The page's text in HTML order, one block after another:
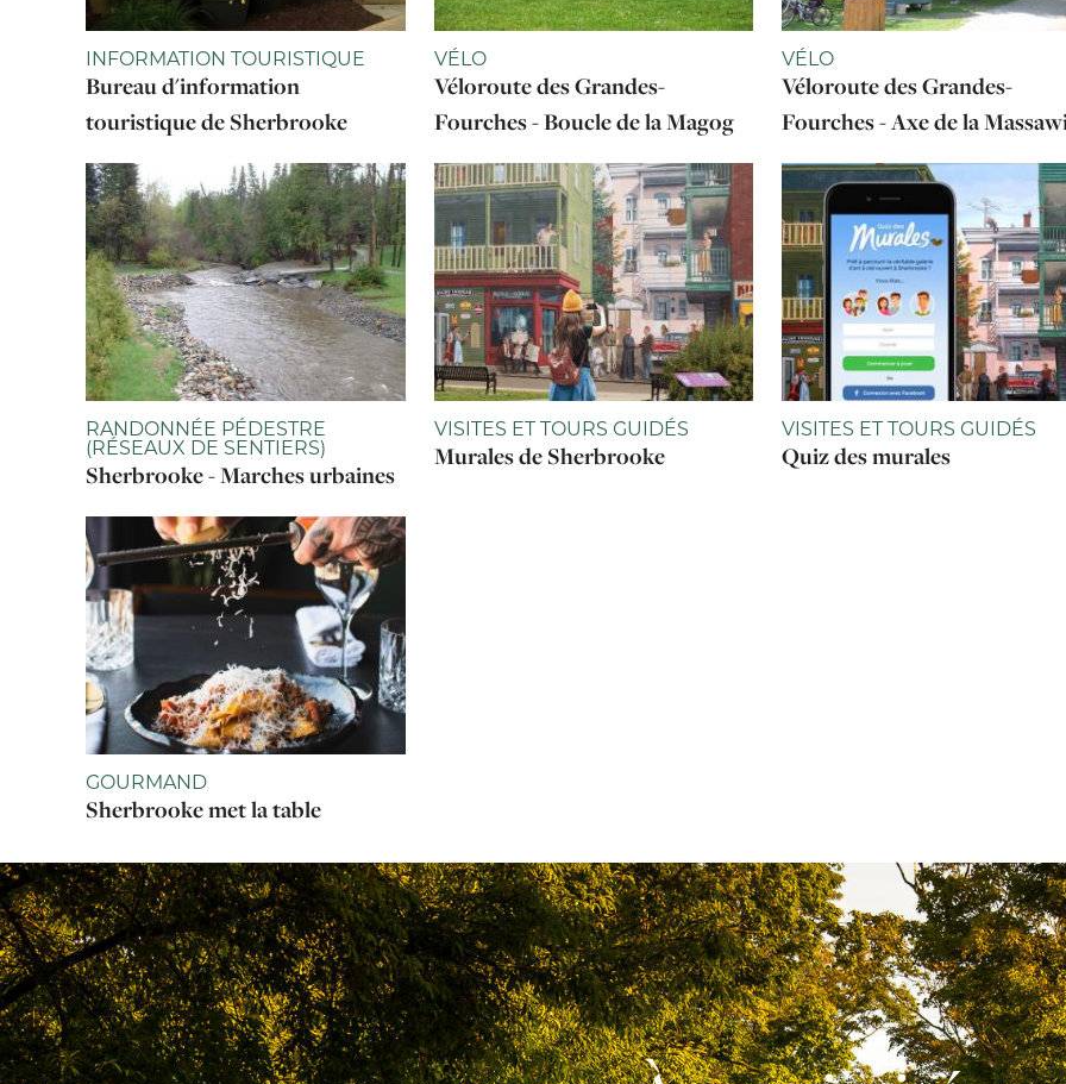
INFORMATION TOURISTIQUE
Bureau d'information
touristique de Sherbrooke
VÉLO
Véloroute des Grandes-
Fourches - Boucle de la Magog
VÉLO
Véloroute des Grandes-
Fourches - Axe de la
RANDONNÉE PÉDESTRE
(RÉSEAUX DE SENTIERS)
Sherbrooke - Marches urbaines
VISITES ET TOURS GUIDÉS
Murales de Sherbrooke
VISITES ET TOURS GUIDÉS
Quiz des murales
GOURMAND
Sherbrooke met la table